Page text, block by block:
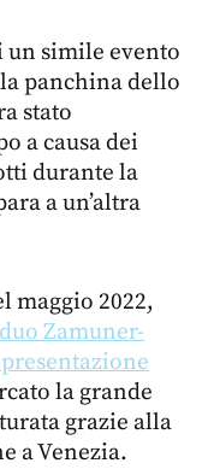
un simile evento
panchina dello
stato
a causa dei
durante la
a un’altra
maggio 2022,
Zamuner-
la grande
grazie alla
a Venezia.